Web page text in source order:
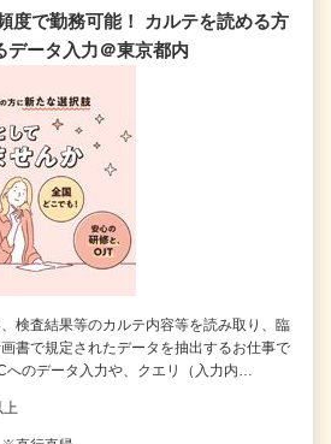
で勤務可能！ カルテを読める方
データ入力＠東京都内
検査結果等のカルテ内容等を読み取り、臨
書で規定されたデータを抽出するお仕事で
へのデータ入力や、クエリ（入力内…
上